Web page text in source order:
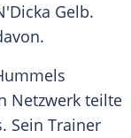
Gelb.
Netzwerk teilte
. Sein Trainer